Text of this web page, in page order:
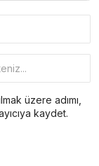
üzere adımı,
kaydet.